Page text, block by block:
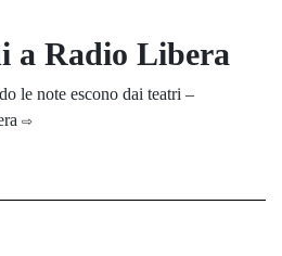
a Radio Libera
le note escono dai teatri –
⇨